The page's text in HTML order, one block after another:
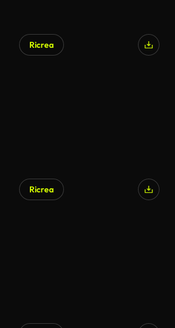
Ricrea
Ricrea